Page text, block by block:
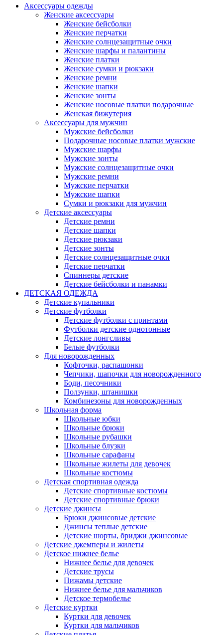
Аксессуары одежды
Женские аксессуары
Женские бейсболки
Женские перчатки
Женские солнцезащитные очки
Женские шарфы и палантины
Женские платки
Женские сумки и рюкзаки
Женские ремни
Женские шапки
Женские зонты
Женские носовые платки подарочные
Женская бижутерия
Аксессуары для мужчин
Мужские бейсболки
Подарочные носовые платки мужские
Мужские шарфы
Мужские зонты
Мужские солнцезащитные очки
Мужские ремни
Мужские перчатки
Мужские шапки
Сумки и рюкзаки для мужчин
Детские аксессуары
Детские ремни
Детские шапки
Детские рюкзаки
Детские зонты
Детские солнцезащитные очки
Детские перчатки
Спиннеры детские
Детские бейсболки и панамки
ДЕТСКАЯ ОДЕЖДА
Детские купальники
Детские футболки
Детские футболки с принтами
Футболки детские однотонные
Детские лонгсливы
Белые футболки
Для новорожденных
Кофточки, распашонки
Чепчики, шапочки для новорожденного
Боди, песочники
Ползунки, штанишки
Комбинезоны для новорожденных
Школьная форма
Школьные юбки
Школьные брюки
Школьные рубашки
Школьные блузки
Школьные сарафаны
Школьные жилеты для девочек
Школьные костюмы
Детская спортивная одежда
Детские спортивные костюмы
Детские спортивные брюки
Детские джинсы
Брюки джинсовые детские
Джинсы теплые детские
Детские шорты, бриджи джинсовые
Детские джемперы и жилеты
Детское нижнее белье
Нижнее белье для девочек
Детские трусы
Пижамы детские
Нижнее белье для мальчиков
Детское термобелье
Детские куртки
Куртки для девочек
Куртки для мальчиков